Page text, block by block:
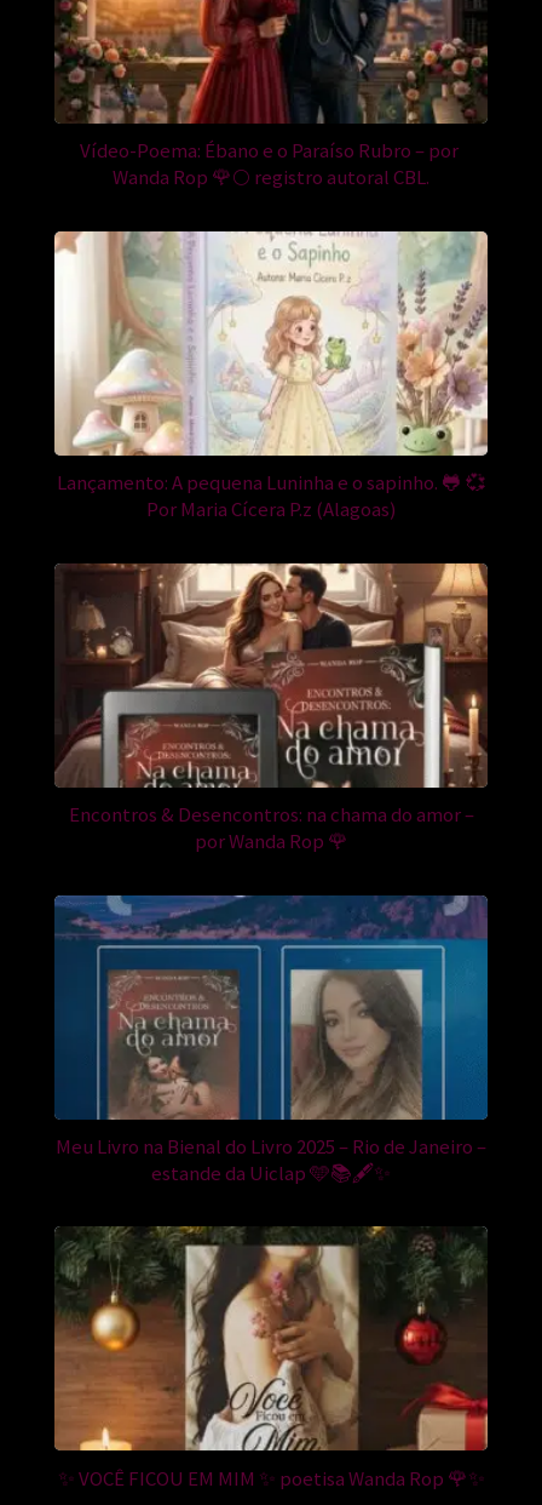
Vídeo-Poema: Ébano e o Paraíso Rubro – por
Wanda Rop 🌹🌕 registro autoral CBL.
Lançamento: A pequena Luninha e o sapinho. 🐸 💞
Por Maria Cícera P.z (Alagoas)
Encontros & Desencontros: na chama do amor –
por Wanda Rop 🌹
Meu Livro na Bienal do Livro 2025 – Rio de Janeiro –
estande da Uiclap 🩵📚🖋️✨
✨ VOCÊ FICOU EM MIM ✨ poetisa Wanda Rop 🌹✨